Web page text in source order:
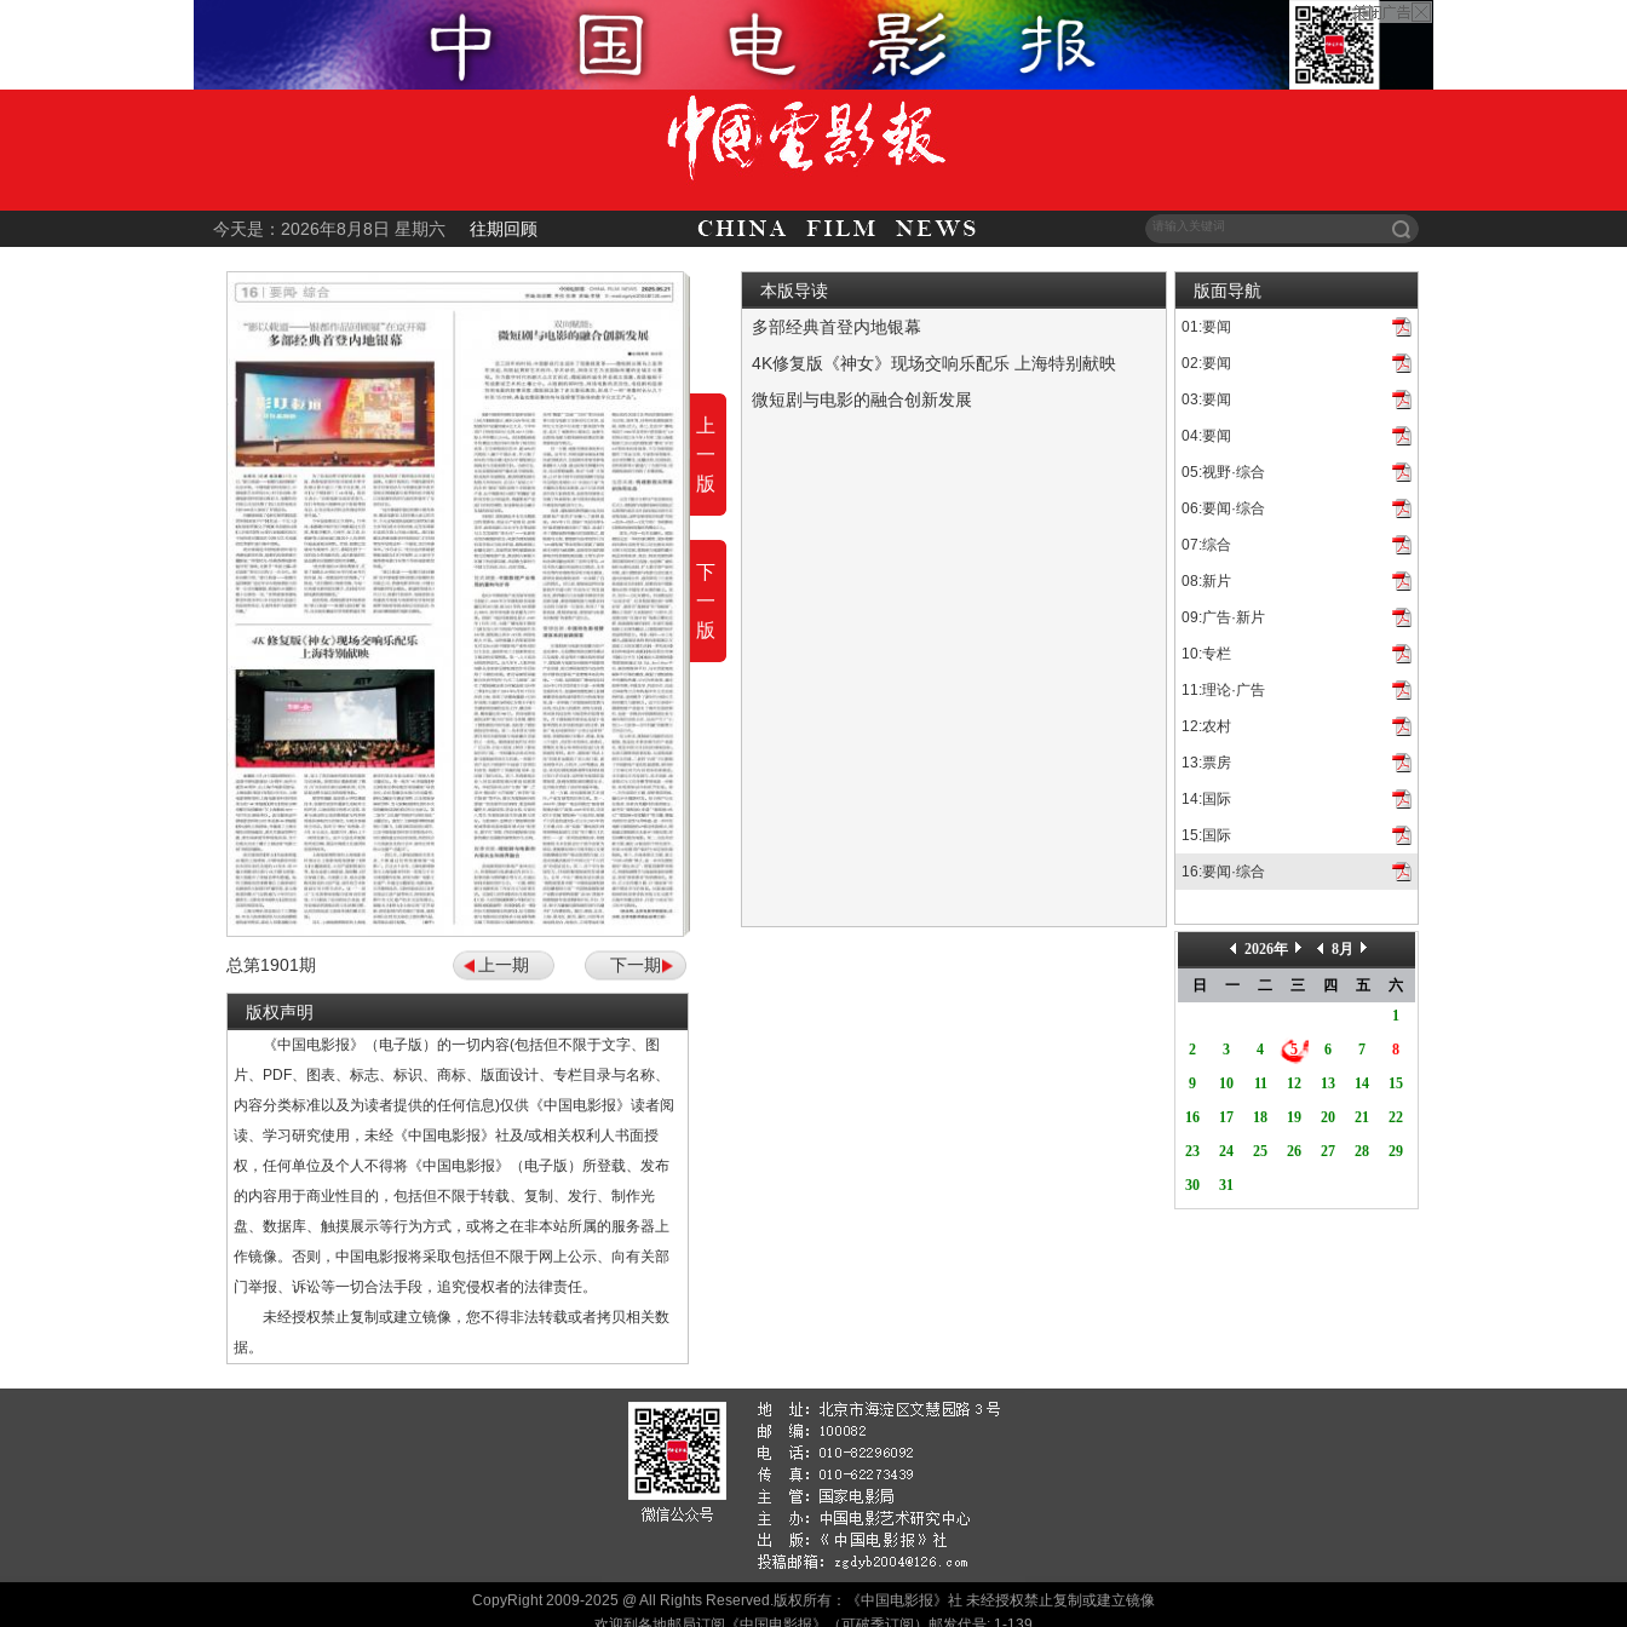
今天是：2026年8月8日 星期六 往期回顾
上
一
版
下
一
版
总第1901期 上一期 下一期
版权声明
《中国电影报》（电子版）的一切内容(包括但不限于文字、图
片、PDF、图表、标志、标识、商标、版面设计、专栏目录与名称、
内容分类标准以及为读者提供的任何信息)仅供《中国电影报》读者阅
读、学习研究使用，未经《中国电影报》社及/或相关权利人书面授
权，任何单位及个人不得将《中国电影报》（电子版）所登载、发布
的内容用于商业性目的，包括但不限于转载、复制、发行、制作光
盘、数据库、触摸展示等行为方式，或将之在非本站所属的服务器上
作镜像。否则，中国电影报将采取包括但不限于网上公示、向有关部
门举报、诉讼等一切合法手段，追究侵权者的法律责任。
未经授权禁止复制或建立镜像，您不得非法转载或者拷贝相关数
据。
本版导读
多部经典首登内地银幕
本报讯 （记者 姬政鹏）5月16日，“影以载道──银都作品回顾展”在京开幕。中国电影资料馆馆长、中国...
4K修复版《神女》现场交响乐配乐 上海特别献映
本报讯 5月18日国际博物馆日，适逢中国电影诞辰120周年，阮玲玉逝世90周年，由上海市电影局指导，...
微短剧与电影的融合创新发展
近三四年的时间，中国影视行业迎来了现象级变革——微短剧以黑马之姿异军突起，构筑起贯穿艺术创作、学术研...
版面导航
01:要闻
02:要闻
03:要闻
04:要闻
05:视野·综合
06:要闻·综合
07:综合
08:新片
09:广告·新片
10:专栏
11:理论·广告
12:农村
13:票房
14:国际
15:国际
16:要闻·综合
CopyRight 2009-2025 @ All Rights Reserved.版权所有：《中国电影报》社 未经授权禁止复制或建立镜像